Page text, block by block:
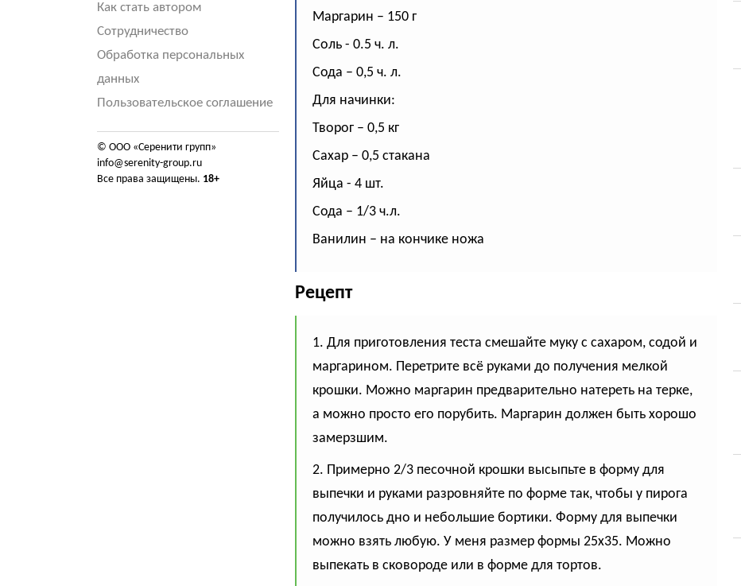
Как стать автором
Сотрудничество
Обработка персональных
данных
Пользовательское соглашение
© ООО «Серенити групп»
info@serenity-group.ru
Все права защищены. 18+
Маргарин – 150 г
Соль - 0.5 ч. л.
Сода – 0,5 ч. л.
Для начинки:
Творог – 0,5 кг
Сахар – 0,5 стакана
Яйца - 4 шт.
Сода – 1/3 ч.л.
Ванилин – на кончике ножа
Рецепт
1. Для приготовления теста смешайте муку с сахаром, содой и
маргарином. Перетрите всё руками до получения мелкой
крошки. Можно маргарин предварительно натереть на терке,
а можно просто его порубить. Маргарин должен быть хорошо
замерзшим.
2. Примерно 2/3 песочной крошки высыпьте в форму для
выпечки и руками разровняйте по форме так, чтобы у пирога
получилось дно и небольшие бортики. Форму для выпечки
можно взять любую. У меня размер формы 25х35. Можно
выпекать в сковороде или в форме для тортов.